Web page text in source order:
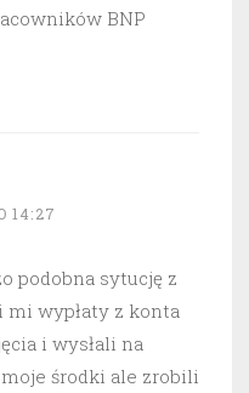
BNP
14:27
podobna sytucję z
mi wypłaty z konta
i wysłali na
środki ale zrobili